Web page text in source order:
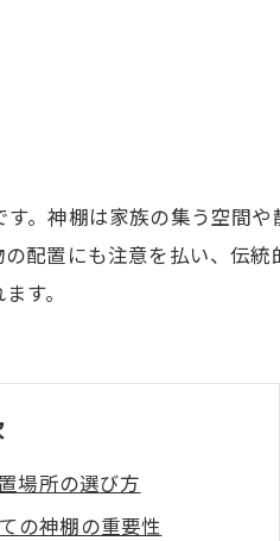
。神棚は家族の集う空間
配置にも注意を払い、伝
す。
場所の選び方
の神棚の重要性